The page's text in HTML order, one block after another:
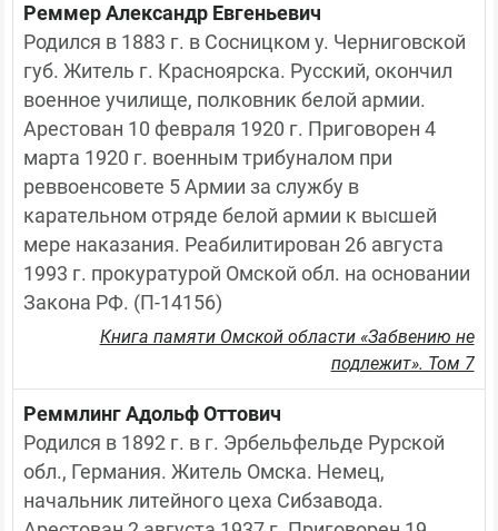
Реммер Александр Евгеньевич
Родился в 1883 г. в Сосницком у. Черниговской
губ. Житель г. Красноярска. Русский, окончил
военное училище, полковник белой армии.
Арестован 10 февраля 1920 г. Приговорен 4
марта 1920 г. военным трибуналом при
реввоенсовете 5 Армии за службу в
карательном отряде белой армии к высшей
мере наказания. Реабилитирован 26 августа
1993 г. прокуратурой Омской обл. на основании
Закона РФ. (П-14156)
Книга памяти Омской области «Забвению не
подлежит». Том 7
Реммлинг Адольф Оттович
Родился в 1892 г. в г. Эрбельфельде Рурской
обл., Германия. Житель Омска. Немец,
начальник литейного цеха Сибзавода.